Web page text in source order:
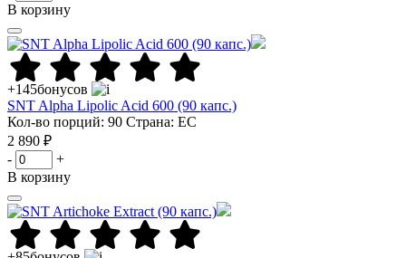
В корзину
+145бонусов
SNT Alpha Lipolic Acid 600 (90 капс.)
Кол-во порций: 90 Страна: ЕС
2 890 ₽
-
+
В корзину